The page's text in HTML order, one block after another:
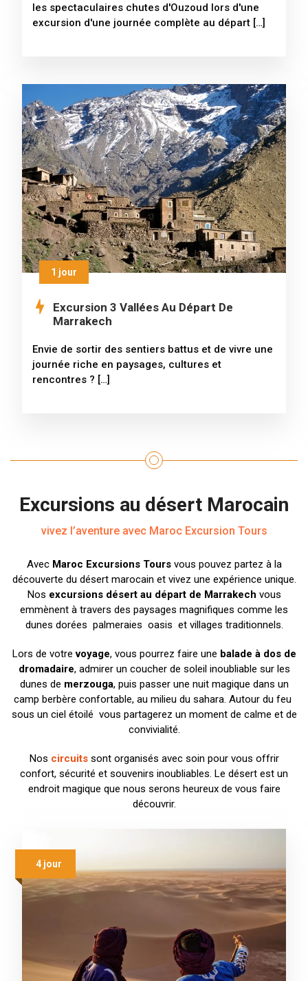
les spectaculaires chutes d'Ouzoud lors d'une
excursion d'une journée complète au départ […]
1 jour
Excursion 3 Vallées Au Départ De
Marrakech
Envie de sortir des sentiers battus et de vivre une
journée riche en paysages, cultures et
rencontres ? […]
Excursions au désert Marocain
vivez l’aventure avec Maroc Excursion Tours
Avec Maroc Excursions Toursvous pouvez partez à la
découverte du désert marocain et vivez une expérience unique.
Nos excursions désert au départ de Marrakech vous
emmènent à travers des paysages magnifiques comme les
dunes dorées palmeraies oasis et villages traditionnels.
Lors de votrevoyage, vous pourrez faire une balade à dos de
dromadaire, admirer un coucher de soleil inoubliable sur les
dunes de merzouga, puis passer une nuit magique dans un
camp berbère confortable, au milieu du sahara. Autour du feu
sous un ciel étoilé vous partagerez un moment de calme et de
convivialité.
Nos circuitssont organisés avec soin pour vous offrir
confort, sécurité et souvenirs inoubliables. Le désert est un
endroit magique que nous serons heureux de vous faire
découvrir.
4 jour